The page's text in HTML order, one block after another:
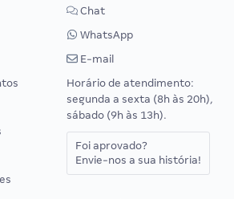
Chat
WhatsApp
E-mail
Horário de atendimento:
segunda a sexta (8h às 20h),
sábado (9h às 13h).
Foi aprovado?
Envie-nos a sua história!